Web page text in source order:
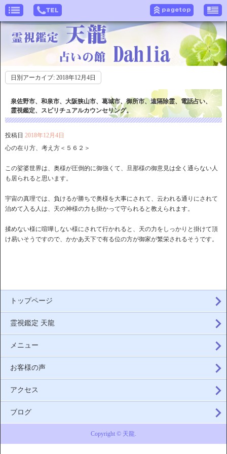
日別アーカイブ: 2018年12月4日
泉佐野市、和泉市、大阪狭山市、葛城市、御所市、遠隔除霊、電話占い、
霊視鑑定、スピリチュアルカウンセリング。
投稿日 2018年12月4日
心の在り方、考え方＜５６２＞
この娑婆世界は、奥様が圧倒的に御強くて、旦那様の御意見は全く通らない人
も居られると思います。
宇宙の真理では、負けるが勝ちで奥様を大事にされて、云われる通りにされて
治めて入る人は、天の神様の力も掛かって守られると教えられます。
揉めない様に喧嘩しない様にされて行かれると、天の力をしっかりと掛けて頂
け易いそうですので、かかあ天下で有る位の方が御家が繁栄されるそうです。
トップページ
霊視鑑定 天龍
メニュー
お客様の声
アクセス
ブログ
Copyright © 天龍.